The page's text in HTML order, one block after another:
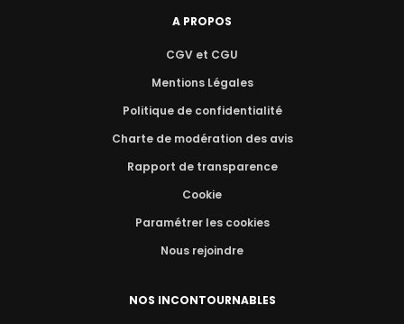
A PROPOS
CGV et CGU
Mentions Légales
Politique de confidentialité
Charte de modération des avis
Rapport de transparence
Cookie
Paramétrer les cookies
Nous rejoindre
NOS INCONTOURNABLES